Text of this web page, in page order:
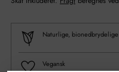
Naturlige,
Vegansk